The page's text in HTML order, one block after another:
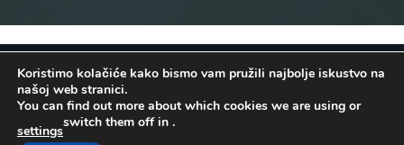
OSATINA GRUPA d.o.o. 2026
. Configured
byINFOS Osijek. Sva prava pridržana.
Koristimo kolačiće kako bismo vam pružili najbolje iskustvo na
našoj web stranici.
You can find out more about which cookies we are using or
switch them off in
settings
.